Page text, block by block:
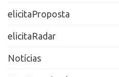
elicitaProposta
elicitaRadar
Notícias